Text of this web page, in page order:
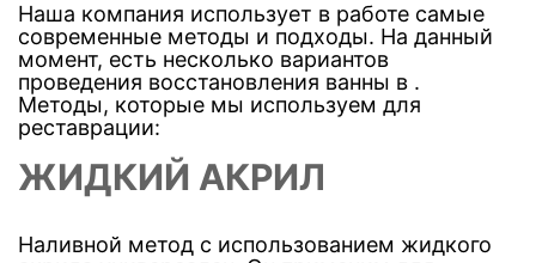
Наша компания использует в работе самые
современные методы и подходы. На данный
момент, есть несколько вариантов
проведения восстановления ванны в .
Методы, которые мы используем для
реставрации:
ЖИДКИЙ АКРИЛ
Наливной метод с использованием жидкого